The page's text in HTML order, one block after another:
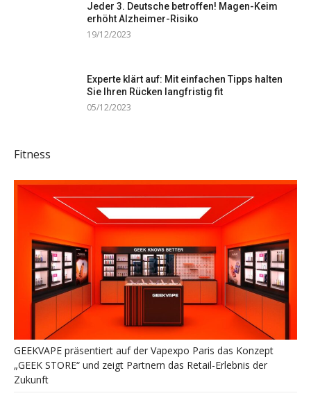
Jeder 3. Deutsche betroffen! Magen-Keim
erhöht Alzheimer-Risiko
19/12/2023
Experte klärt auf: Mit einfachen Tipps halten
Sie Ihren Rücken langfristig fit
05/12/2023
Fitness
GEEKVAPE präsentiert auf der Vapexpo Paris das Konzept
„GEEK STORE“ und zeigt Partnern das Retail-Erlebnis der
Zukunft